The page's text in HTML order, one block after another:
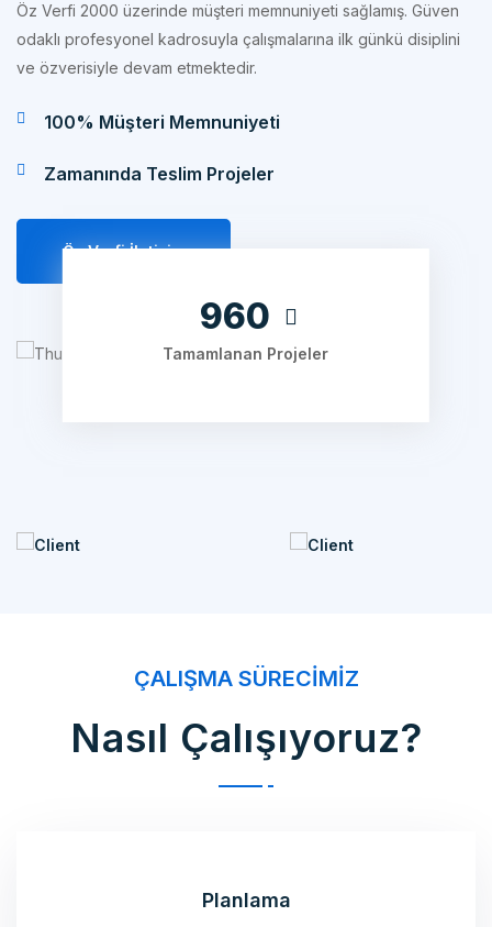
ve özverisiyle devam etmektedir.
100% Müşteri Memnuniyeti
Zamanında Teslim Projeler
Tamamlanan Projeler
Nasıl Çalışıyoruz?